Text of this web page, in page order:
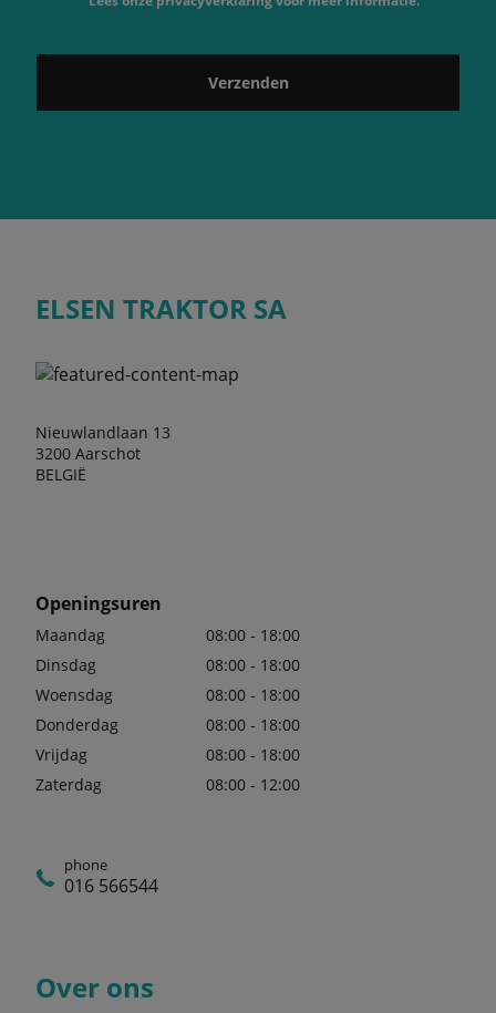
Verzenden
ELSEN TRAKTOR SA
Nieuwlandlaan 13
3200 Aarschot
BELGIË
Openingsuren
Maandag
08:00 - 18:00
Dinsdag
08:00 - 18:00
Woensdag
08:00 - 18:00
Donderdag
08:00 - 18:00
Vrijdag
08:00 - 18:00
Zaterdag
08:00 - 12:00
phone
016 566544
Over ons